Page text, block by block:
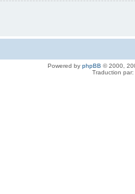
Powered by phpBB © 2000,
Traduction par: